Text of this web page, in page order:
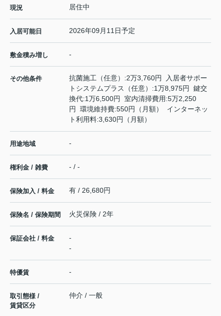
現況 居住中
入居可能日 2026年09月11日予定
敷金積み増し -
その他条件
抗菌施工（任意）:2万3,760円 入居者サポー
トシステムプラス（任意）:1万8,975円 鍵交
換代:1万6,500円 室内清掃費用:5万2,250
円 環境維持費:550円（月額） インターネッ
ト利用料:3,630円（月額）
用途地域 -
権利金 / 雑費 - / -
保険加入 / 料金 有 / 26,680円
保険名 / 保険期間 火災保険 / 2年
保証会社 / 料金
-
-
特優賃 -
取引態様 /
賃貸区分
仲介 / 一般